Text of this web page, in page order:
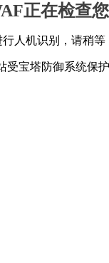
正在检查
行人机识别，请稍等
受宝塔防御系统保护